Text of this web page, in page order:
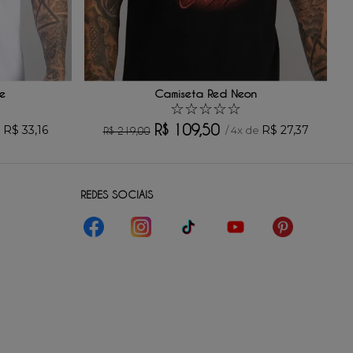
R$ 33,16
Camiseta Red Neon
☆☆☆☆☆
R$ 219,00 R$ 109,50 /4x de R$ 27,37
REDES SOCIAIS